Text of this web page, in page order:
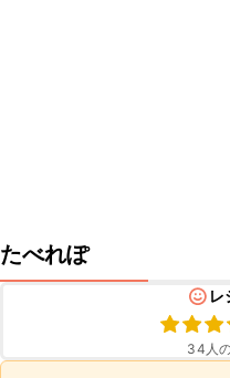
たべれぽ
レ
34 人